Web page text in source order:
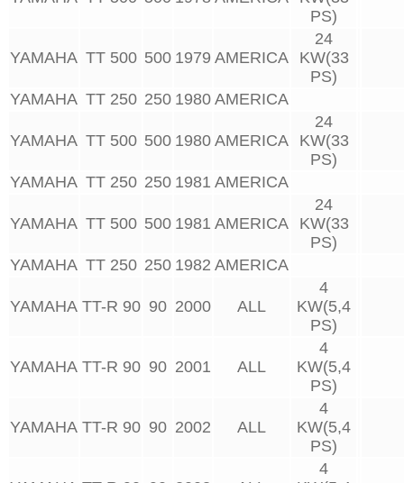
PS)
YAMAHA TT 500 500 1979 AMERICA
24
KW(33
PS)
YAMAHA TT 250 250 1980 AMERICA
YAMAHA TT 500 500 1980 AMERICA
24
KW(33
PS)
YAMAHA TT 250 250 1981 AMERICA
YAMAHA TT 500 500 1981 AMERICA
24
KW(33
PS)
YAMAHA TT 250 250 1982 AMERICA
YAMAHA TT-R 90 90 2000 ALL
4
KW(5,4
PS)
YAMAHA TT-R 90 90 2001 ALL
4
KW(5,4
PS)
YAMAHA TT-R 90 90 2002 ALL
4
KW(5,4
PS)
4